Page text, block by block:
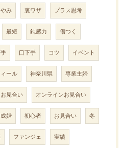
み 裏ワザ プラス思考
最短 鈍感力 傷つく
口下手 コツ イベント
ール 神奈川県 専業主婦
見合い オンラインお見合い
婚 初心者 お見合い 冬
ファンジェ 実績